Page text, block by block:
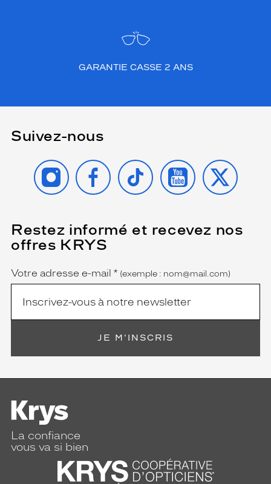
GARANTIE CASSE 2 ANS
Suivez-nous
INSTAGRAMFACEBOOK
TIKTOK YOUTUBE
X
Restez informé et recevez nos
offres KRYS
Name
Votre adresse e-mail *
(Ce
champ
est
obligatoire)
(exemple : nom@mail.com)
JE M'INSCRIS
La confiance
vous va si bien